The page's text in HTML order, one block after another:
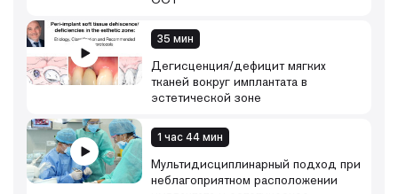
35 мин
Дегисценция/дефицит мягких
тканей вокруг имплантата в
эстетической зоне
1 час 44 мин
Мультидисциплинарный подход при
неблагоприятном расположении